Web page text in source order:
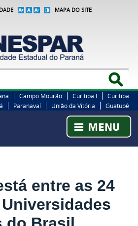
MAPA DO SITE
Campo Mourão Curitiba I
Curitiba
Paranavaí União da Vitória Guatupê
entre as 24